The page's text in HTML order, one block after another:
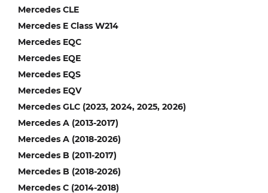
Mercedes CLE
Mercedes E Class W214
Mercedes EQC
Mercedes EQE
Mercedes EQS
Mercedes EQV
Mercedes GLC (2023, 2024, 2025, 2026)
Mercedes A (2013-2017)
Mercedes A (2018-2026)
Mercedes B (2011-2017)
Mercedes B (2018-2026)
Mercedes C (2014-2018)